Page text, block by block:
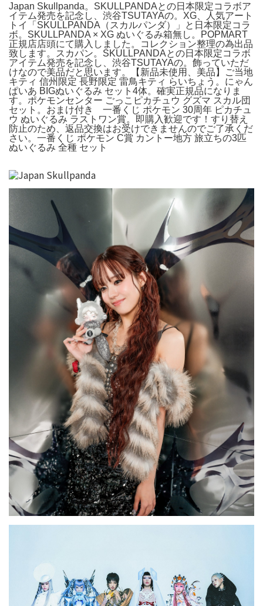
Japan Skullpanda。SKULLPANDAとの日本限定コラボア
イテム発売を記念し、渋谷TSUTAYAの。XG、人気アート
トイ「SKULLPANDA（スカルパンダ）」と日本限定コラ
ボ。SKULLPANDA × XG ぬいぐるみ箱無し。POPMART
正規店店頭にて購入しました。コレクション整理の為出品
致します。スカパン。SKULLPANDAとの日本限定コラボ
アイテム発売を記念し、渋谷TSUTAYAの。飾っていただ
けなので美品だと思います。【新品未使用、美品】ご当地
キティ 信州限定 長野限定 雷鳥キティ らいちょう。にゃん
ぱいあ BIGぬいぐるみ セット4体。確実正規品になりま
す。ポケモンセンター ごっこピカチュウ グズマ スカル団
セット。おまけ付き 一番くじ ポケモン 30周年 ピカチュ
ウ ぬいぐるみ ラストワン賞。即購入歓迎です！すり替え
防止のため、返品交換はお受けできませんのでご了承くだ
さい。一番くじ ポケモン C賞 カントー地方 旅立ちの3匹
ぬいぐるみ 全種 セット